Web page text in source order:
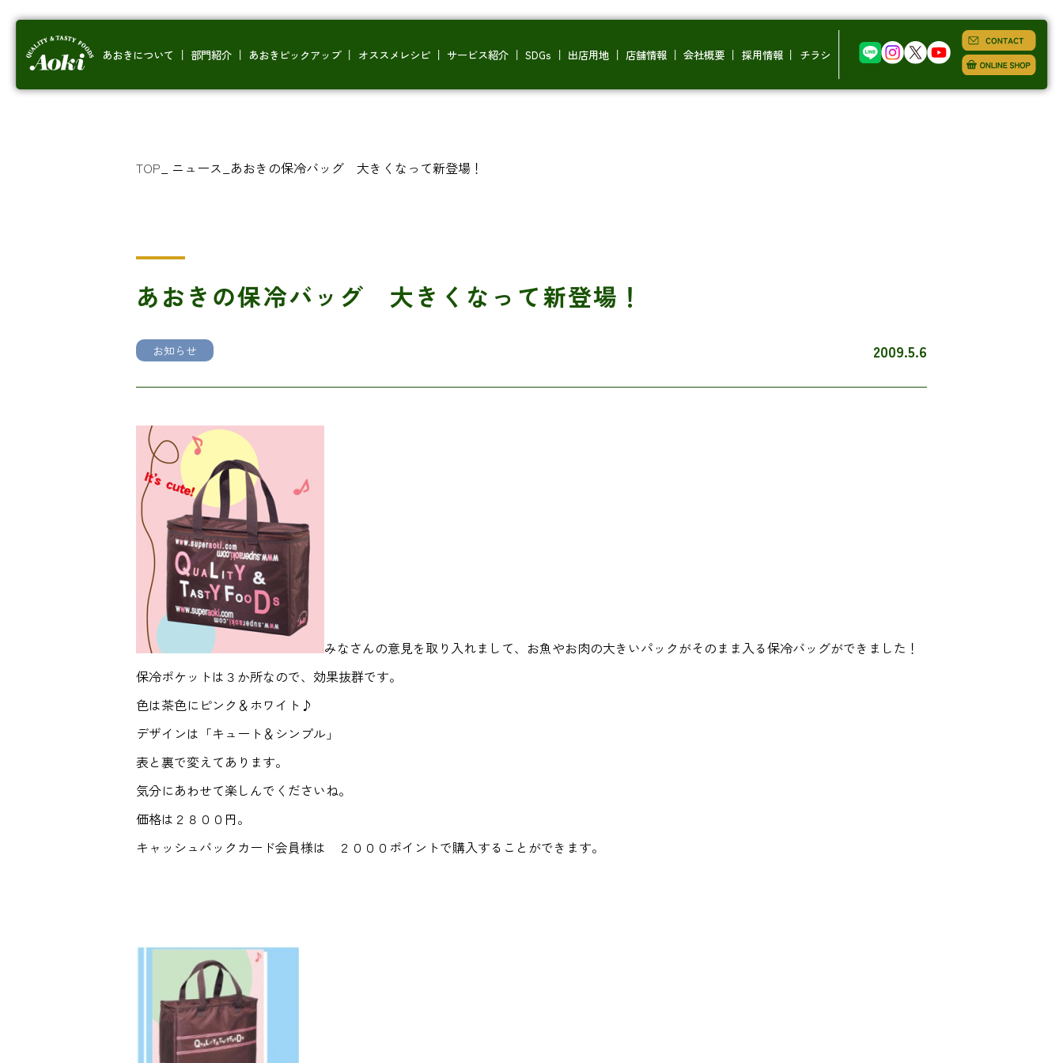
あおきについて 部門紹介 あおきピックアップ オススメレシピ サービス紹介 SDGs 出店用地 店舗情報 会社概要 採用情報 チラシ
TOP ニュース あおきの保冷バッグ 大きくなって新登場！
あおきの保冷バッグ 大きくなって新登場！
お知らせ 2009.5.6
みなさんの意見を取り入れまして、お魚やお肉の大きいパックがそのまま入る保冷バッグができました！
保冷ポケットは３か所なので、効果抜群です。
色は茶色にピンク＆ホワイト♪
デザインは「キュート＆シンプル」
表と裏で変えてあります。
気分にあわせて楽しんでくださいね。
価格は２８００円。
キャッシュバックカード会員様は ２０００ポイントで購入することができます。